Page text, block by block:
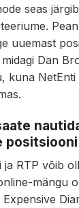
seas
uuemast
Dan
kuna NetEnti
positsiooni
ja RTP võib
mängu